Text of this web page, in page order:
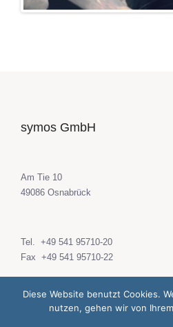
symos GmbH
Am Tie 10
49086 Osnabrück
Tel. +49 541 95710-20
Fax +49 541 95710-22
symos@symos.de
Diese Website benutzt Cookies.
nutzen, gehen wir von